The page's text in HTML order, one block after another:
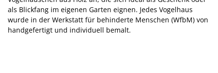
als Blickfang im eigenen Garten eignen. Jedes Vogelhaus
wurde in der Werkstatt für behinderte Menschen (WfbM) von
handgefertigt und individuell bemalt.